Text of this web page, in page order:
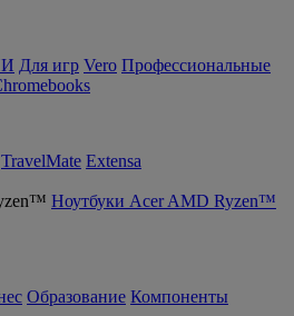
Для игр Vero Профессиональные
TravelMate Extensa
Ноутбуки Acer AMD Ryzen™
Образование Компоненты